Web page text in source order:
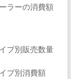
ラーの消費額
プ別販売数量
プ別消費額